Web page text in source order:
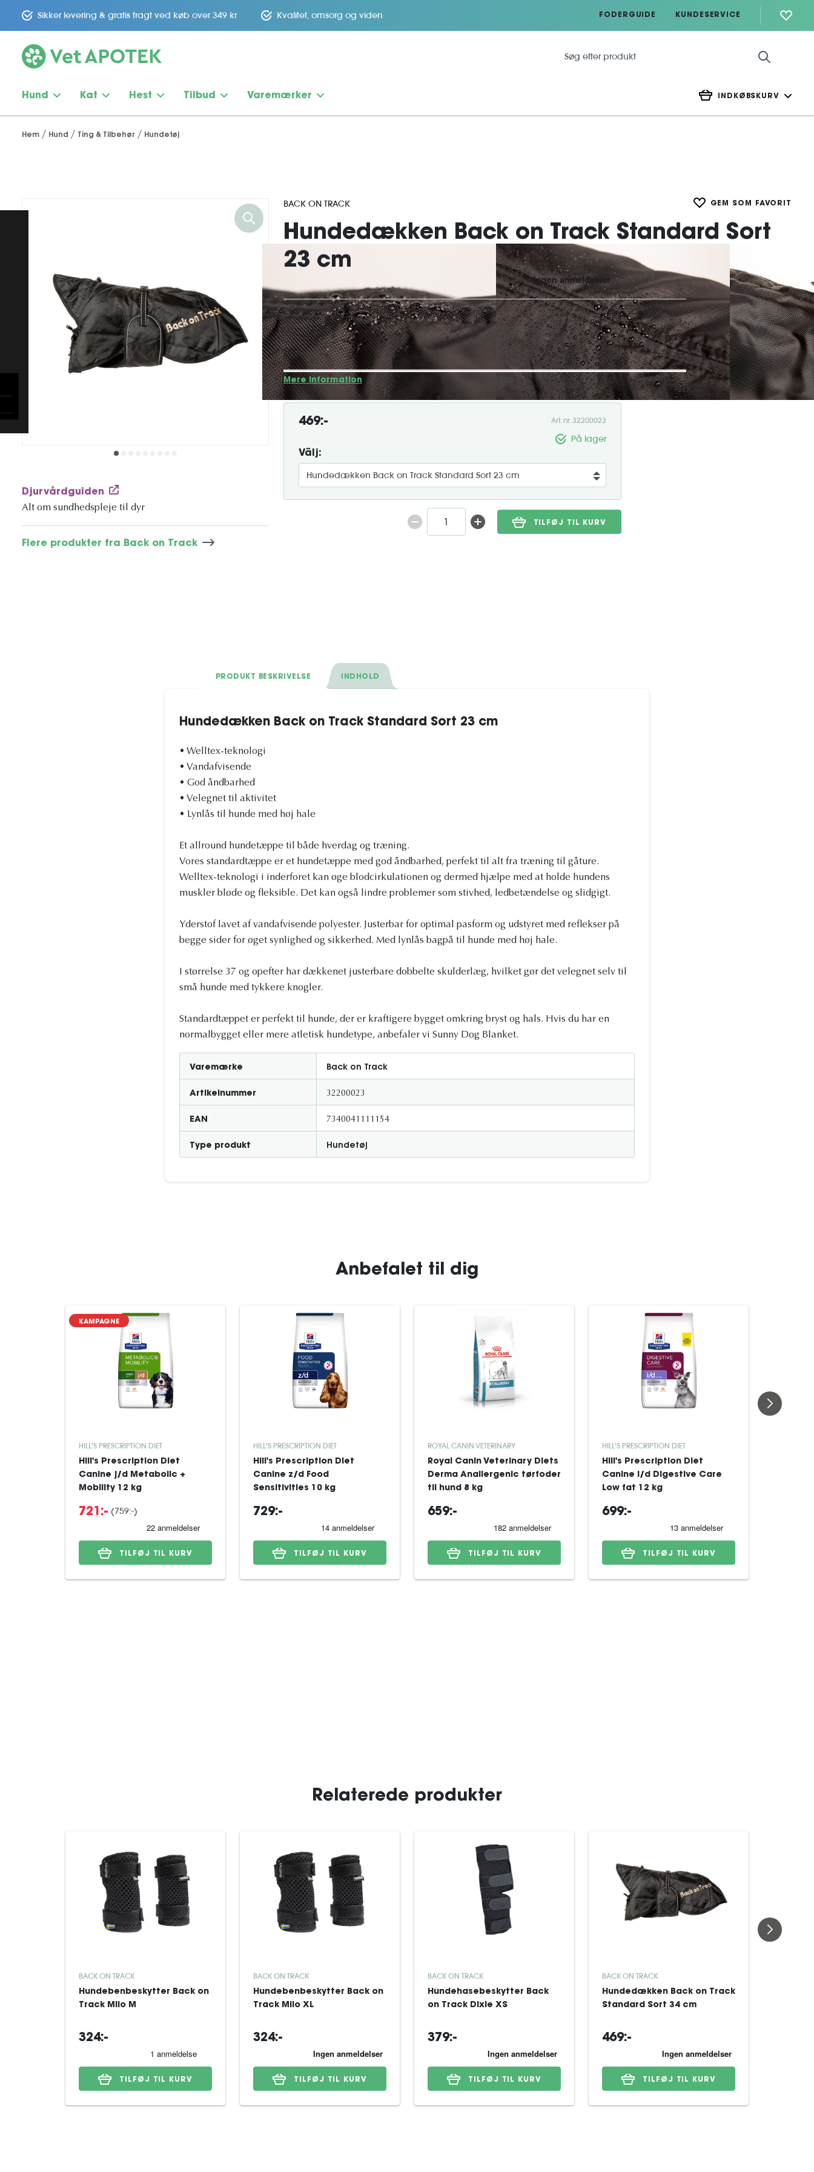
Sikker levering & gratis fragt ved køb over 349 kr Kvalitet, omsorg og viden FODERGUIDE KUNDESERVICE
Hund Kat Hest Tilbud Varemærker INDKØBSKURV
Hem Hund Ting & Tilbehør Hundetøj
Djurvårdguiden
Alt om sundhedspleje til dyr
Flere produkter fra Back on Track
BACK ON TRACK GEM SOM FAVORIT
Hundedækken Back on Track Standard Sort
23 cm
• Welltex-teknologi • Vandafvisende • God åndbarhed • Velegnet til aktivitet • Lynlås til
hunde med høj hale Et allround hundetæppe til både hverdag og træning. Vores
standardtæppe er et hundetæppe med god åndbarhed, perfekt til alt fra træning til gåture.
Welltex-teknologi i inderforet kan øge blodcirkul...
Mere information
469:- Art. nr. 32200023
På lager
Välj:
TILFØJ TIL KURV
PRODUKT BESKRIVELSE INDHOLD
Hundedækken Back on Track Standard Sort 23 cm
• Welltex-teknologi
• Vandafvisende
• God åndbarhed
• Velegnet til aktivitet
• Lynlås til hunde med høj hale
Et allround hundetæppe til både hverdag og træning.
Vores standardtæppe er et hundetæppe med god åndbarhed, perfekt til alt fra træning til gåture.
Welltex-teknologi i inderforet kan øge blodcirkulationen og dermed hjælpe med at holde hundens
muskler bløde og fleksible. Det kan også lindre problemer som stivhed, ledbetændelse og slidgigt.
Yderstof lavet af vandafvisende polyester. Justerbar for optimal pasform og udstyret med reflekser på
begge sider for øget synlighed og sikkerhed. Med lynlås bagpå til hunde med høj hale.
I størrelse 37 og opefter har dækkenet justerbare dobbelte skulderlæg, hvilket gør det velegnet selv til
små hunde med tykkere knogler.
Standardtæppet er perfekt til hunde, der er kraftigere bygget omkring bryst og hals. Hvis du har en
normalbygget eller mere atletisk hundetype, anbefaler vi Sunny Dog Blanket.
Varemærke Back on Track
Artikelnummer 32200023
EAN 7340041111154
Type produkt Hundetøj
Anbefalet til dig
KAMPAGNE
HILL'S PRESCRIPTION DIET
Hill's Prescription Diet
Canine j/d Metabolic +
Mobility 12 kg
721:- (759:-)
TILFØJ TIL KURV
HILL'S PRESCRIPTION DIET
Hill's Prescription Diet
Canine z/d Food
Sensitivities 10 kg
729:-
TILFØJ TIL KURV
ROYAL CANIN VETERINARY
Royal Canin Veterinary Diets
Derma Anallergenic tørfoder
til hund 8 kg
659:-
TILFØJ TIL KURV
HILL'S PRESCRIPTION DIET
Hill's Prescription Diet
Canine i/d Digestive Care
Low fat 12 kg
699:-
TILFØJ TIL KURV
Relaterede produkter
BACK ON TRACK
Hundebenbeskytter Back on
Track Milo M
324:-
TILFØJ TIL KURV
BACK ON TRACK
Hundebenbeskytter Back on
Track Milo XL
324:-
TILFØJ TIL KURV
BACK ON TRACK
Hundehasebeskytter Back
on Track Dixie XS
379:-
TILFØJ TIL KURV
BACK ON TRACK
Hundedækken Back on Track
Standard Sort 34 cm
469:-
TILFØJ TIL KURV